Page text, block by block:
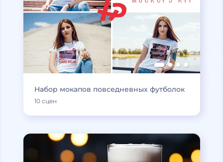
Набор мокапов повседневных футболок
10 сцен